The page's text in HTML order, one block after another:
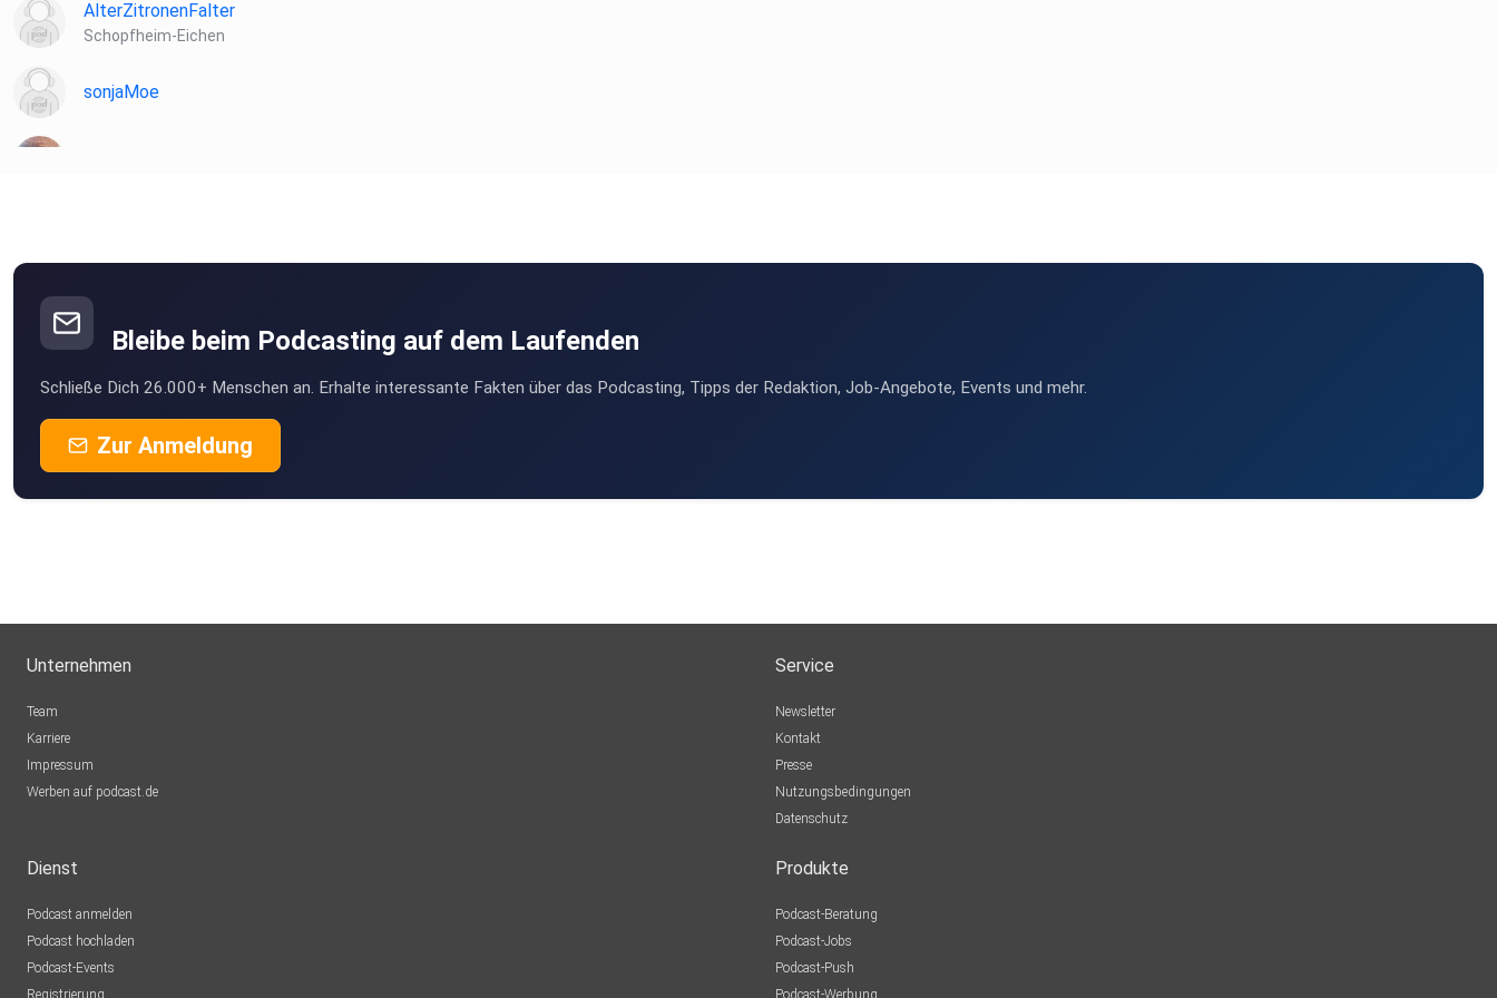
AlterZitronenFalter
Schopfheim-Eichen
sonjaMoe
KarlLiebling
Villach
KaKoenig
Erfurt
Puddingbrumsel
München
Willhelm44
akober14
dubai
Bleibe beim Podcasting auf dem Laufenden
Schließe Dich 26.000+ Menschen an. Erhalte interessante Fakten über das Podcasting, Tipps der Redaktion, Job-Angebote, Events und mehr.
Zur Anmeldung
Unternehmen
Team
Karriere
Impressum
Werben auf podcast.de
Service
Newsletter
Kontakt
Presse
Nutzungsbedingungen
Datenschutz
Dienst
Podcast anmelden
Podcast hochladen
Podcast-Events
Registrierung
Produkte
Podcast-Beratung
Podcast-Jobs
Podcast-Push
Podcast-Werbung